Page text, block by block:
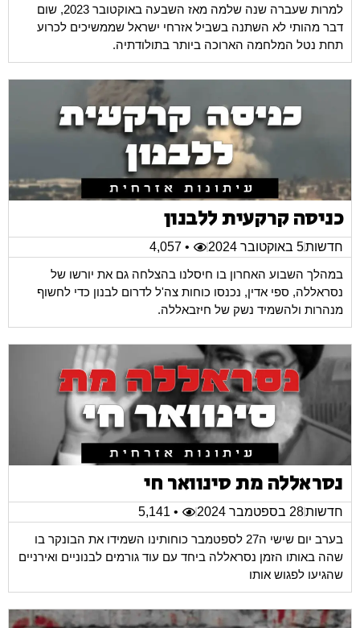
למרות שעברה שנה שלמה מאז השבעה באוקטובר 2023, שום
דבר מהותי לא השתנה בשביל אזרחי ישראל שממשיכים לכרוע
תחת נטל המלחמה הארוכה ביותר בתולודתיה.
כניסה קרקעית ללבנון
חדשות5 באוקטובר 2024
• 4,057
במהלך השבוע האחרון בו חיסלנו בהצלחה גם את יורשו של
נסראללה, ספי אדין, נכנסו כוחות צה'ל לדרום לבנון כדי לחשוף
מנהרות ולהשמיד נשק של חיזבאללה.
נסראללה מת סינוואר חי
חדשות28 בספטמבר 2024
• 5,141
בערב יום שישי ה27 לספטמבר כוחותינו השמידו את הבונקר בו
שהה באותו הזמן נסראללה ביחד עם עוד גורמים לבנוניים ואירניים
שהגיעו לפגוש אותו